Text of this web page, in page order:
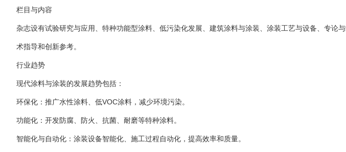
栏目与内容
杂志设有试验研究与应用、特种功能型涂料、低污染化发展、建筑涂料与涂装、涂装工艺与设备、专
术指导和创新参考。
行业趋势
现代涂料与涂装的发展趋势包括：
环保化：推广水性涂料、低VOC涂料，减少环境污染。
功能化：开发防腐、防火、抗菌、耐磨等特种涂料。
智能化与自动化：涂装设备智能化、施工过程自动化，提高效率和质量。